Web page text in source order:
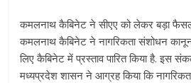
कमलनाथ कैबिनेट ने सीएए को लेकर बड़ा
कमलनाथ कैबिनेट ने नागरिकता संशोधन
लिए कैबिनेट में प्रस्ताव पारित किया है. इस
मध्यप्रदेश शासन ने आग्रह किया कि